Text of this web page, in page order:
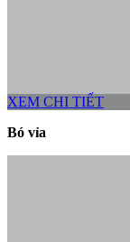
XEM CHI TIẾT
Bó vỉa